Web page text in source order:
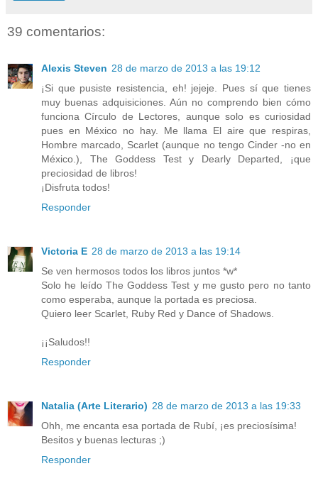
39 comentarios:
Alexis Steven 28 de marzo de 2013 a las 19:12
¡Si que pusiste resistencia, eh! jejeje. Pues sí que tienes
muy buenas adquisiciones. Aún no comprendo bien cómo
funciona Círculo de Lectores, aunque solo es curiosidad
pues en México no hay. Me llama El aire que respiras,
Hombre marcado, Scarlet (aunque no tengo Cinder -no en
México.), The Goddess Test y Dearly Departed, ¡que
preciosidad de libros!
¡Disfruta todos!
Responder
Victoria E 28 de marzo de 2013 a las 19:14
Se ven hermosos todos los libros juntos *w*
Solo he leído The Goddess Test y me gusto pero no tanto
como esperaba, aunque la portada es preciosa.
Quiero leer Scarlet, Ruby Red y Dance of Shadows.
¡¡Saludos!!
Responder
Natalia (Arte Literario) 28 de marzo de 2013 a las 19:33
Ohh, me encanta esa portada de Rubí, ¡es preciosísima!
Besitos y buenas lecturas ;)
Responder